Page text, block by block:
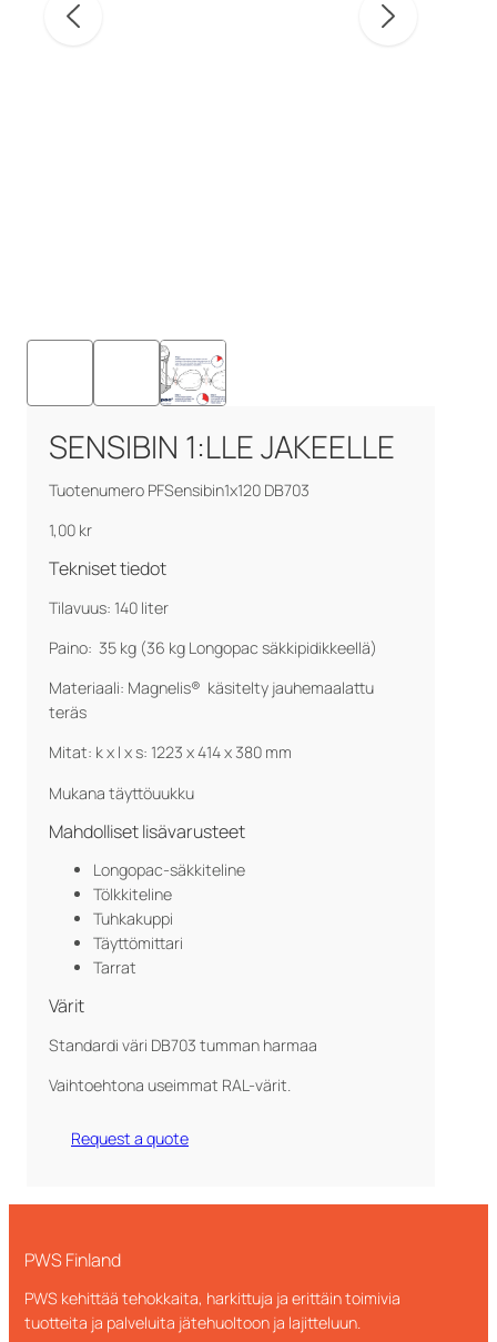
SENSIBIN 1:LLE JAKEELLE
Tuotenumero PFSensibin1x120 DB703
1,00 kr
Tekniset tiedot
Tilavuus: 140 liter
Paino: 35 kg (36 kg Longopac säkkipidikkeellä)
Materiaali: Magnelis® käsitelty jauhemaalattu
teräs
Mitat: k x l x s: 1223 x 414 x 380 mm
Mukana täyttöuukku
Mahdolliset lisävarusteet
Longopac-säkkiteline
Tölkkiteline
Tuhkakuppi
Täyttömittari
Tarrat
Värit
Standardi väri DB703 tumman harmaa
Vaihtoehtona useimmat RAL-värit.
Request a quote
PWS Finland
PWS kehittää tehokkaita, harkittuja ja erittäin toimivia
tuotteita ja palveluita jätehuoltoon ja lajitteluun.